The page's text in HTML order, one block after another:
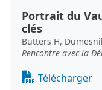
Portrait du
clés
Butters H,
Rencontre avec la
Document
Télécharger